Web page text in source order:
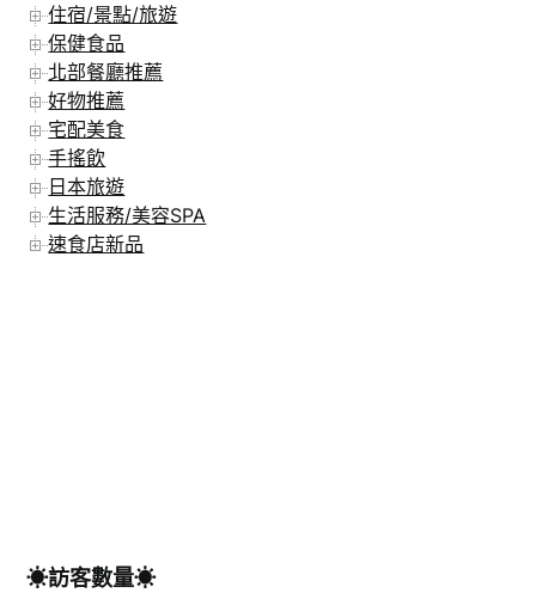
住宿/景點/旅遊
保健食品
北部餐廳推薦
好物推薦
宅配美食
手搖飲
日本旅遊
生活服務/美容SPA
速食店新品
☀訪客數量☀